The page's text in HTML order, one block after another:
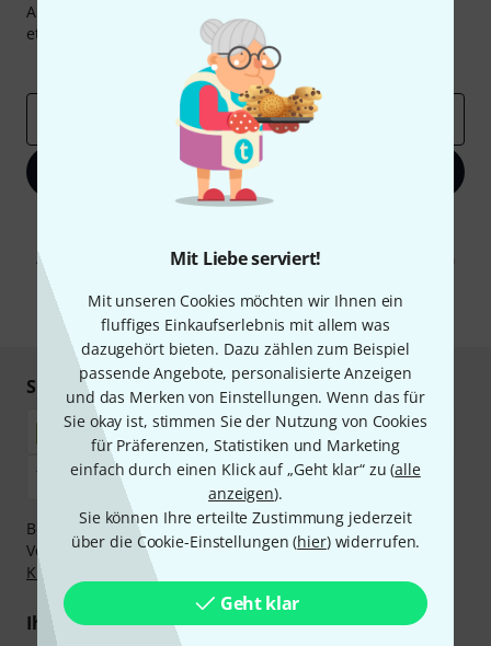
Mit Liebe serviert!
Mit unseren Cookies möchten wir Ihnen ein
fluffiges Einkaufserlebnis mit allem was
dazugehört bieten. Dazu zählen zum Beispiel
passende Angebote, personalisierte Anzeigen
und das Merken von Einstellungen. Wenn das für
Sie okay ist, stimmen Sie der Nutzung von Cookies
für Präferenzen, Statistiken und Marketing
einfach durch einen Klick auf „Geht klar“ zu (alle
anzeigen).
Sie können Ihre erteilte Zustimmung jederzeit
über die Cookie-Einstellungen (hier) widerrufen.
Geht klar
Abonniere den Thomann Newsletter und gewinne mit
etwas Glück einen von
50 Gutscheinen
Inspirierende Beiträge
Deals
Jetzt anmelden
Abmeldung ist jederzeit möglich. Weitere Informationen finden Sie in
* Pflichtfeld
Sicher einkaufen & bezahlen
Bezahlen Sie vertraulich und sicher per Nachnahme,
Vorkasse, PayPal, Amazon Pay,Klarna Sofort bezahlen
Klarna Ratenzahlung
Ihre Vorteile